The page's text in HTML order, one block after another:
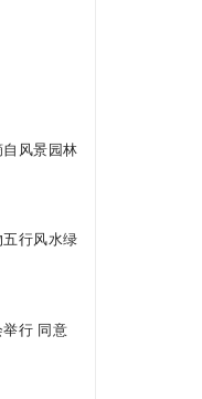
风景园林
行风水绿
行 同意